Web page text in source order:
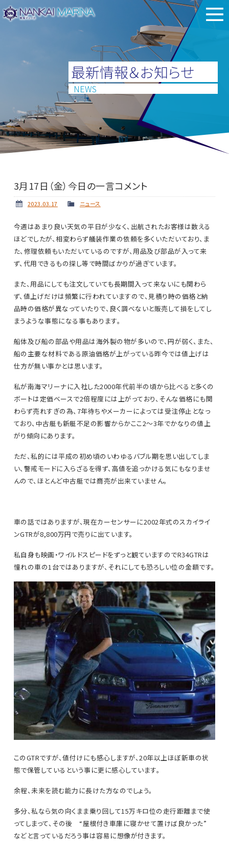
最新情報＆お知らせ
NEWS
3月17日（金）今日の一言コメント
2023.03.17 ニュース
今週はあまり良い天気の平日が少なく、出航されたお客様は数える
ほどでしたが、相変わらず艤装作業の依頼を多くいただいており、ま
た、修理依頼もいただいているのですが、用品及び部品が入って来
ず、代用できるもの探し等で時間ばかりが過ぎています。
また、用品にしても注文していても長期間入って来ないにも関わら
ず、値上げだけは頻繁に行われていますので、見積り時の価格と納
品時の価格が異なっていたりで、良く調べないと販売して損をしてし
まうような事態になる事もあります。
船体及び船の部品や用品は海外製の物が多いので、円が弱く、また、
船の主要な材料である原油価格が上がっている昨今では値上げは
仕方が無い事かとは思います。
私が南海マリーナに入社した2000年代前半の頃から比べると多くの
ボートは定価ベースで2倍程度には上がっており、そんな価格にも関
わらず売れすぎの為、7年待ちやメーカーによっては受注停止となっ
ており、中古艇も新艇不足の影響からかここ2～3年でかなりの値上
がり傾向にあります。
ただ、私的には平成の初め頃のいわゆるバブル期を思い出してしま
い、警戒モードに入らざるを得ず、高値を追っかける気にもなりませ
んので、ほとんど中古艇では商売が出来ていません。
車の話ではありますが、現在カーセンサーに2002年式のスカイライ
ンGTRが8,800万円で売りに出ています。
私自身も映画・ワイルドスピードをずっと観ていますのでR34GTRは
憧れの車の1台ではありますが、それにしても恐ろしい位の金額です。
このGTRですが、値付けにも感心しますが、20年以上ほぼ新車の状
態で保管しているという事に更に感心しています。
余程、未来を読む能力に長けた方なのでしょう。
多分、私なら気の向くまま乗り回して15万キロ位の走行距離まで使
ってしまって、その後 “屋根付き車庫に寝かせて置けば良かった”
などと言っているだろう事は容易に想像が付きます。